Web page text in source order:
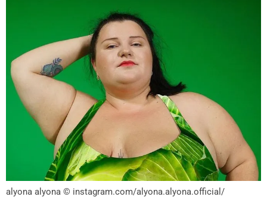
alyona alyona © instagram.com/alyona.alyona.official/